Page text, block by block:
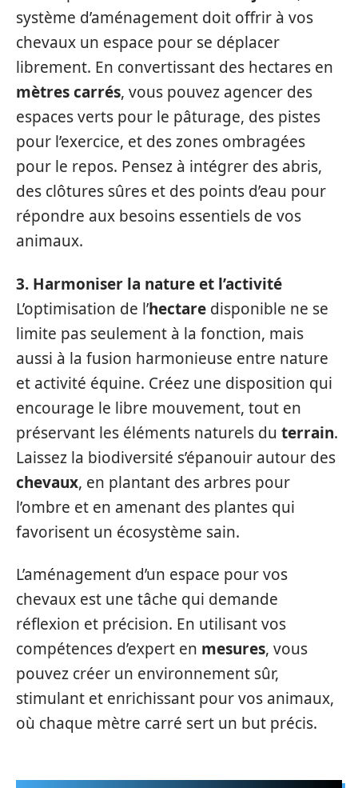
système d’aménagement doit offrir à vos
chevaux un espace pour se déplacer
librement. En convertissant des hectares en
mètres carrés, vous pouvez agencer des
espaces verts pour le pâturage, des pistes
pour l’exercice, et des zones ombragées
pour le repos. Pensez à intégrer des abris,
des clôtures sûres et des points d’eau pour
répondre aux besoins essentiels de vos
animaux.
3. Harmoniser la nature et l’activité
L’optimisation de l’hectare disponible ne se
limite pas seulement à la fonction, mais
aussi à la fusion harmonieuse entre nature
et activité équine. Créez une disposition qui
encourage le libre mouvement, tout en
préservant les éléments naturels du terrain.
Laissez la biodiversité s’épanouir autour des
chevaux, en plantant des arbres pour
l’ombre et en amenant des plantes qui
favorisent un écosystème sain.
L’aménagement d’un espace pour vos
chevaux est une tâche qui demande
réflexion et précision. En utilisant vos
compétences d’expert en mesures, vous
pouvez créer un environnement sûr,
stimulant et enrichissant pour vos animaux,
où chaque mètre carré sert un but précis.